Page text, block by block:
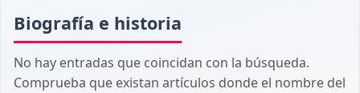
Biografía e historia
No hay entradas que coincidan con la búsqueda.
Comprueba que existan artículos donde el nombre del